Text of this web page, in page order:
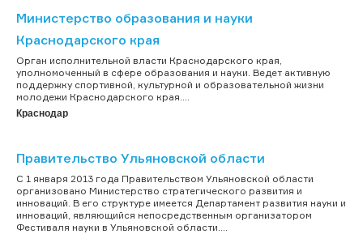
Министерство образования и науки
Краснодарского края
Орган исполнительной власти Краснодарского края,
уполномоченный в сфере образования и науки. Ведет активную
поддержку спортивной, культурной и образовательной жизни
молодежи Краснодарского края....
Краснодар
Правительство Ульяновской области
С 1 января 2013 года Правительством Ульяновской области
организовано Министерство стратегического развития и
инноваций. В его структуре имеется Департамент развития науки и
инноваций, являющийся непосредственным организатором
Фестиваля науки в Ульяновской области....